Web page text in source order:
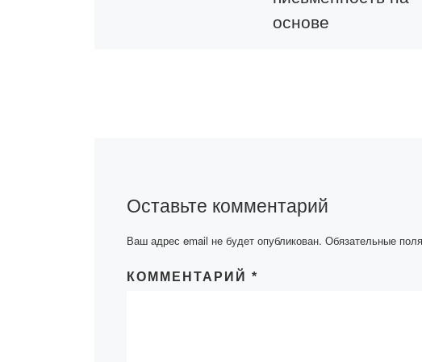
основе
письменность на основе
латинского алфавита» в
группе К-20-1,
Оставьте комментарий
Ваш адрес email не будет опубликован. Обязательные
КОММЕНТАРИЙ *